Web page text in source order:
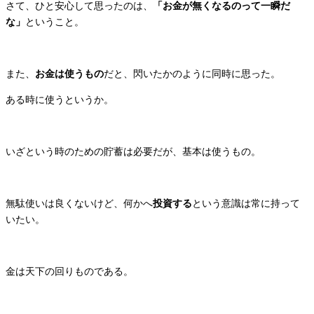
さて、ひと安心して思ったのは、
「お金が無くなるのって一瞬だ
な」 ということ。
また、 お金は使うものだと、閃いたかのように同時に思った。
ある時に使うというか。
いざという時のための貯蓄は必要だが、基本は使うもの。
無駄使いは良くないけど、何かへ投資する という意識は常に持って
いたい。
金は天下の回りものである。